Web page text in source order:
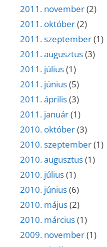
2011. november(2)
2011. október(2)
2011. szeptember(1)
2011. augusztus(3)
2011. július(1)
2011. június(5)
2011. április(3)
2011. január(1)
2010. október(3)
2010. szeptember(1)
2010. augusztus(1)
2010. július(1)
2010. június(6)
2010. május(2)
2010. március(1)
2009. november(1)